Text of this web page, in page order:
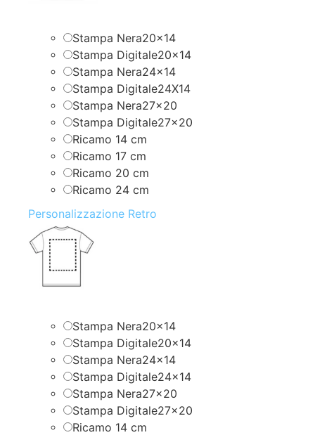
Stampa Nera20x14
Stampa Digitale20x14
Stampa Nera24x14
Stampa Digitale24X14
Stampa Nera27x20
Stampa Digitale27x20
Ricamo 14 cm
Ricamo 17 cm
Ricamo 20 cm
Ricamo 24 cm
Personalizzazione Retro
Stampa Nera20x14
Stampa Digitale20x14
Stampa Nera24x14
Stampa Digitale24x14
Stampa Nera27x20
Stampa Digitale27x20
Ricamo 14 cm